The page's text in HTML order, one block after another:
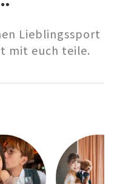
Lieblingssport
mit euch teile.